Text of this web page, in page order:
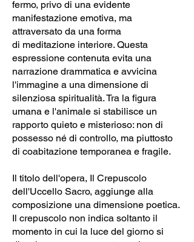
fermo, privo di una evidente
manifestazione emotiva, ma
attraversato da una forma
di meditazione interiore. Questa
espressione contenuta evita una
narrazione drammatica e avvicina
l'immagine a una dimensione di
silenziosa spiritualità. Tra la figura
umana e l'animale si stabilisce un
rapporto quieto e misterioso: non di
possesso né di controllo, ma piuttosto
di coabitazione temporanea e fragile.
Il titolo dell'opera, Il Crepuscolo
dell'Uccello Sacro, aggiunge alla
composizione una dimensione poetica.
Il crepuscolo non indica soltanto il
momento in cui la luce del giorno si